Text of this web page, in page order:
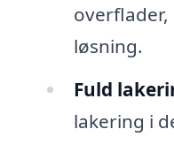
løsning.
Fuld
lakering i